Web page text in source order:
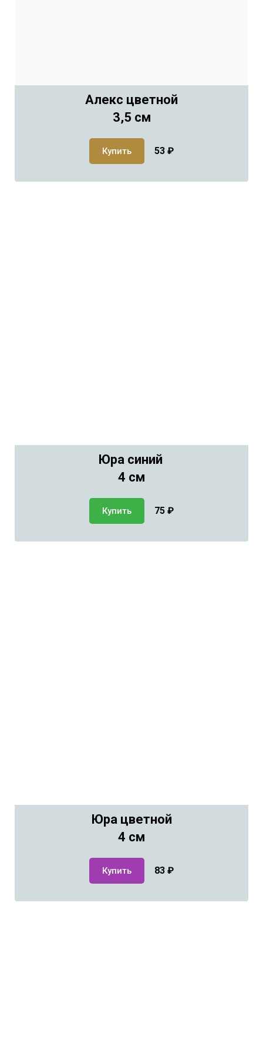
Алекс цветной
3,5 см
Купить 53 ₽
Юра синий
4 см
Купить 75 ₽
Юра цветной
4 см
Купить 83 ₽